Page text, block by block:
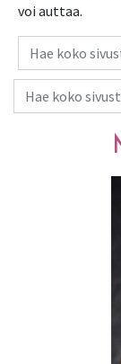
voi auttaa.
Haku
Haku